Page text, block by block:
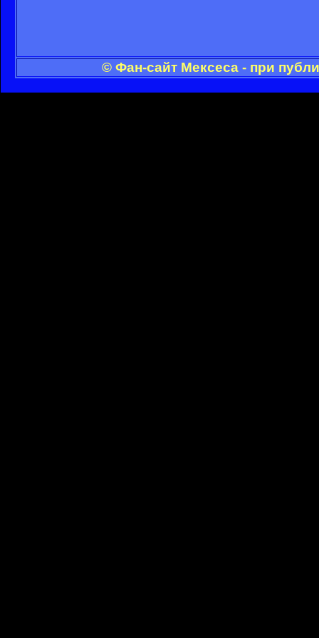
© Фан-сайт Мексеса - при